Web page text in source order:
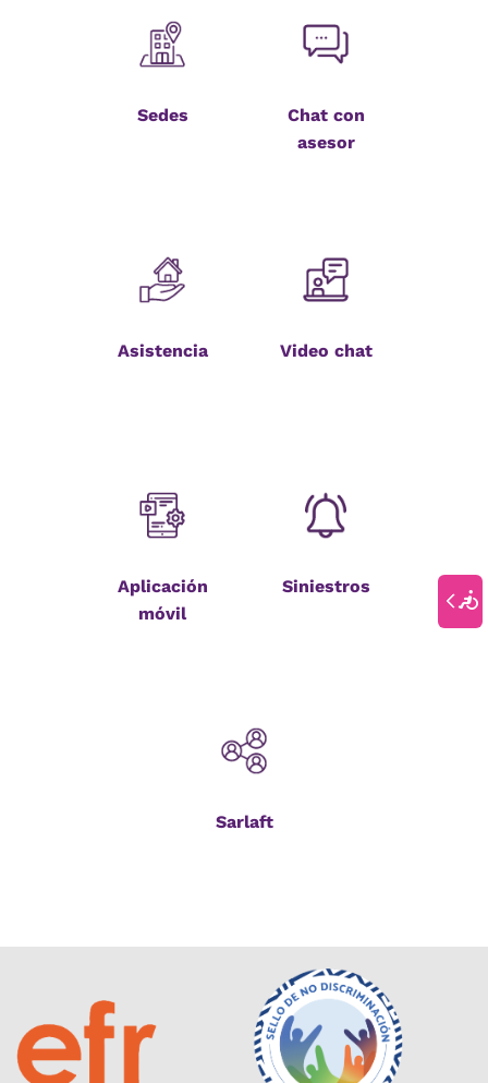
Sedes
Chat con
asesor
Asistencia Video chat
Aplicación
móvil
Siniestros
Sarlaft